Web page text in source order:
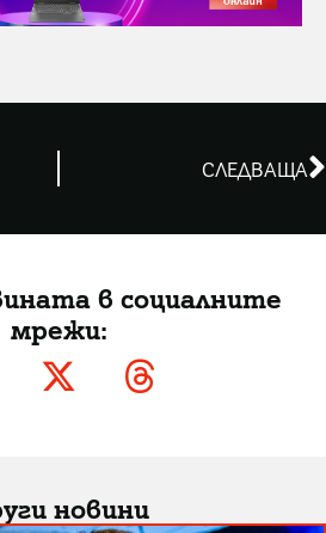
СЛЕДВАЩА
в социалните
мрежи:
новини